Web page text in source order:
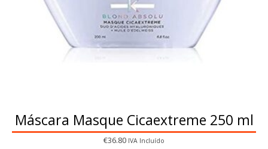
Máscara Masque Cicaextreme 250 ml
€36.80 IVA Incluído